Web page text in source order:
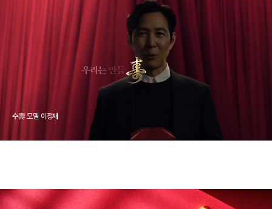
수壽 모델 이정재